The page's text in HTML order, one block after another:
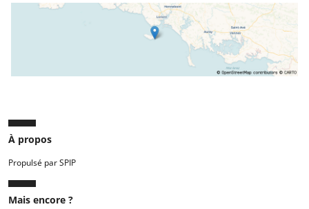
À propos
Propulsé par SPIP
Mais encore ?